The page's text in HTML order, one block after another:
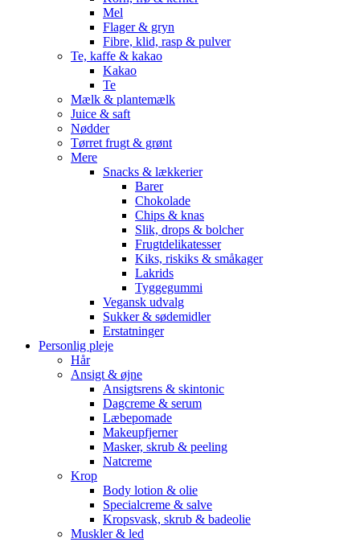
Mel
Flager & gryn
Fibre, klid, rasp & pulver
Te, kaffe & kakao
Kakao
Te
Mælk & plantemælk
Juice & saft
Nødder
Tørret frugt & grønt
Mere
Snacks & lækkerier
Barer
Chokolade
Chips & knas
Slik, drops & bolcher
Frugtdelikatesser
Kiks, riskiks & småkager
Lakrids
Tyggegummi
Vegansk udvalg
Sukker & sødemidler
Erstatninger
Personlig pleje
Hår
Ansigt & øjne
Ansigtsrens & skintonic
Dagcreme & serum
Læbepomade
Makeupfjerner
Masker, skrub & peeling
Natcreme
Krop
Body lotion & olie
Specialcreme & salve
Kropsvask, skrub & badeolie
Muskler & led